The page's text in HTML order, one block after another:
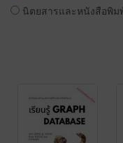
นิตยสารและหนังสือพิม